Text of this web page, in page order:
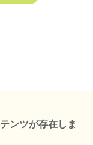
ンツが存在しま